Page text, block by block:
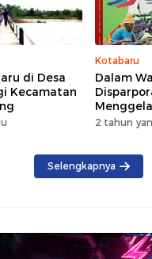
di Desa
Kecamatan
Kotabaru
Dalam
Saijaan
2 tahun
Selengkapnya